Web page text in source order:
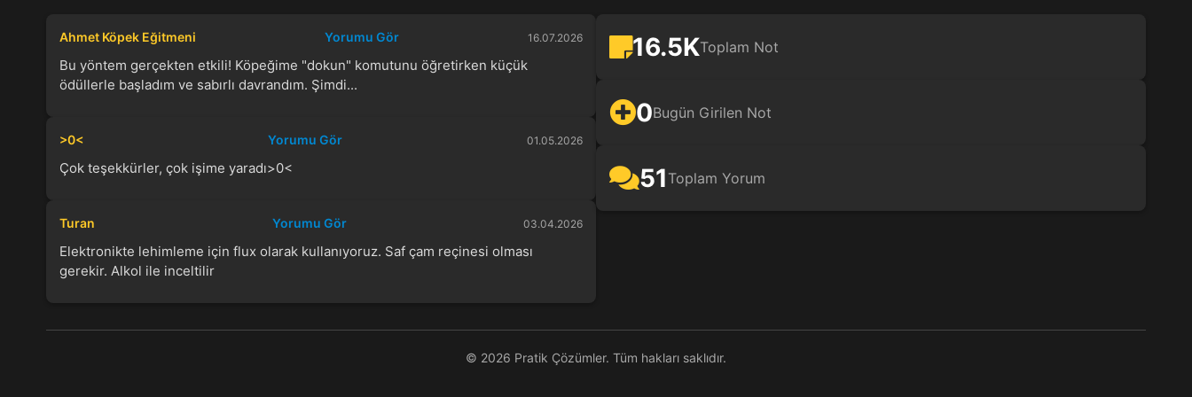
Ahmet Köpek Eğitmeni Yorumu Gör 16.07.2026
Bu yöntem gerçekten etkili! Köpeğime "dokun" komutunu öğretirken küçük
ödüllerle başladım ve sabırlı davrandım. Şimdi...
>0< Yorumu Gör 01.05.2026
Çok teşekkürler, çok işime yaradı>0<
Turan Yorumu Gör 03.04.2026
Elektronikte lehimleme için flux olarak kullanıyoruz. Saf çam reçinesi olması
gerekir. Alkol ile inceltilir
16.5KToplam Not
0Bugün Girilen Not
51 Toplam Yorum
© 2026 Pratik Çözümler. Tüm hakları saklıdır.